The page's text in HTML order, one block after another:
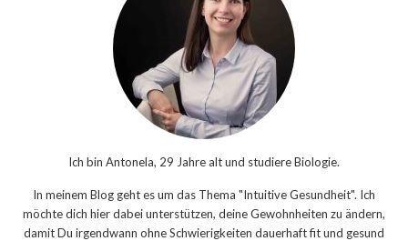
Ich bin Antonela, 29 Jahre alt und studiere Biologie.
In meinem Blog geht es um das Thema "Intuitive Gesundheit". Ich
möchte dich hier dabei unterstützen, deine Gewohnheiten zu ändern,
damit Du irgendwann ohne Schwierigkeiten dauerhaft fit und gesund